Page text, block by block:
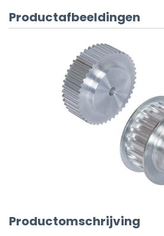
Productafbeeldingen
Productomschrijving